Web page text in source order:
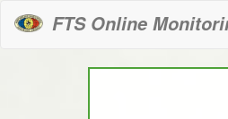
FTS Online